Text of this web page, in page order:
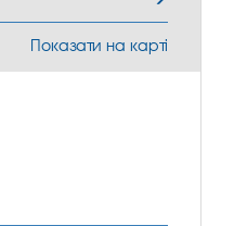
Показати на карті